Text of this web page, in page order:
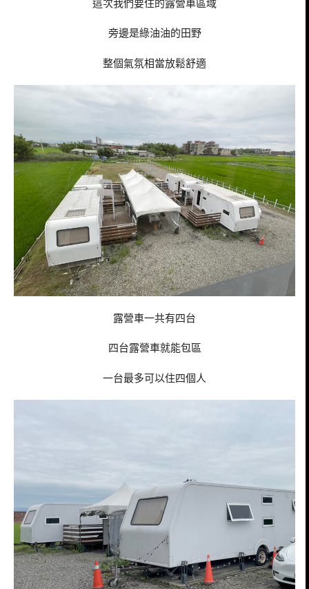
旁邊是綠油油的田野
整個氣氛相當放鬆舒適
露營車一共有四台
四台露營車就能包區
一台最多可以住四個人